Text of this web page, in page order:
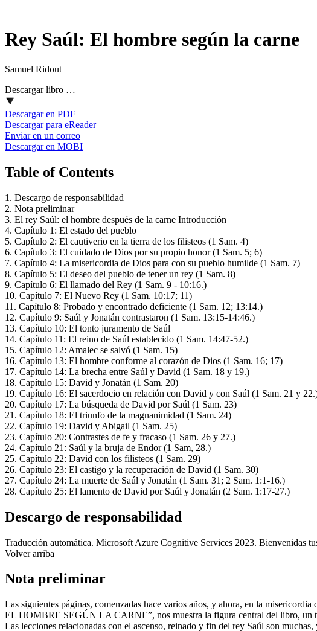
Rey Saúl: El hombre según la carne
Samuel Ridout
Descargar libro …
Descargar en PDF
Descargar para eReader
Enviar en un correo
Descargar en MOBI
Table of Contents
1. Descargo de responsabilidad
2. Nota preliminar
3. El rey Saúl: el hombre después de la carne Introducción
4. Capítulo 1: El estado del pueblo
5. Capítulo 2: El cautiverio en la tierra de los filisteos (1 Sam. 4)
6. Capítulo 3: El cuidado de Dios por su propio honor (1 Sam. 5; 6)
7. Capítulo 4: La misericordia de Dios para con su pueblo humilde (1 Sam. 7)
8. Capítulo 5: El deseo del pueblo de tener un rey (1 Sam. 8)
9. Capítulo 6: El llamado del Rey (1 Sam. 9 - 10:16.)
10. Capítulo 7: El Nuevo Rey (1 Sam. 10:17; 11)
11. Capítulo 8: Probado y encontrado deficiente (1 Sam. 12; 13:14.)
12. Capítulo 9: Saúl y Jonatán contrastaron (1 Sam. 13:15-14:46.)
13. Capítulo 10: El tonto juramento de Saúl
14. Capítulo 11: El reino de Saúl establecido (1 Sam. 14:47-52.)
15. Capítulo 12: Amalec se salvó (1 Sam. 15)
16. Capítulo 13: El hombre conforme al corazón de Dios (1 Sam. 16; 17)
17. Capítulo 14: La brecha entre Saúl y David (1 Sam. 18 y 19.)
18. Capítulo 15: David y Jonatán (1 Sam. 20)
19. Capítulo 16: El sacerdocio en relación con David y con Saúl (1 Sam. 21 y
20. Capítulo 17: La búsqueda de David por Saúl (1 Sam. 23)
21. Capítulo 18: El triunfo de la magnanimidad (1 Sam. 24)
22. Capítulo 19: David y Abigail (1 Sam. 25)
23. Capítulo 20: Contrastes de fe y fracaso (1 Sam. 26 y 27.)
24. Capítulo 21: Saúl y la bruja de Endor (1 Sam, 28.)
25. Capítulo 22: David con los filisteos (1 Sam. 29)
26. Capítulo 23: El castigo y la recuperación de David (1 Sam. 30)
27. Capítulo 24: La muerte de Saúl y Jonatán (1 Sam. 31; 2 Sam. 1:1-16.)
28. Capítulo 25: El lamento de David por Saúl y Jonatán (2 Sam. 1:17-27.)
Descargo de responsabilidad
Traducción automática. Microsoft Azure Cognitive Services 2023. Bienvenidas
Volver arriba
Nota preliminar
Las siguientes páginas, comenzadas hace varios años, y ahora, en la
EL HOMBRE SEGÚN LA CARNE”, nos muestra la figura central del libro, un
Las lecciones relacionadas con el ascenso, reinado y fin del rey Saúl son